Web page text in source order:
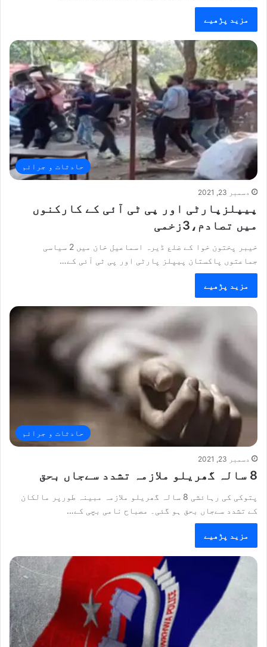
مزید پڑھیے
حادثات و جرائم
دسمبر 23, 2021
پیپلزپارٹی اور پی ٹی آئی کے کارکنوں
میں تصادم،3زخمی
خیبر پختون خوا کے ضلع ڈیرہ اسماعیل خان میں 2 سیاسی
جماعتوں پاکستان پیپلز پارٹی اور پی ٹی آئی کے…
مزید پڑھیے
حادثات و جرائم
دسمبر 23, 2021
8 سالہ گھریلو ملازمہ تشدد سےجاں بحق
پتوکی کی رہائشی 8 سالہ گھریلو ملازمہ مبینہ طورپر مالکان
کے تشدد سےجاں بحق ہو گئی۔ مصباح نامی بچی کے…
مزید پڑھیے